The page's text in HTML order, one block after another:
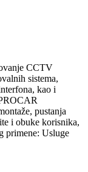
CCTV
sistema,
kao i
pustanja
i obuke korisnika,
primene: Usluge